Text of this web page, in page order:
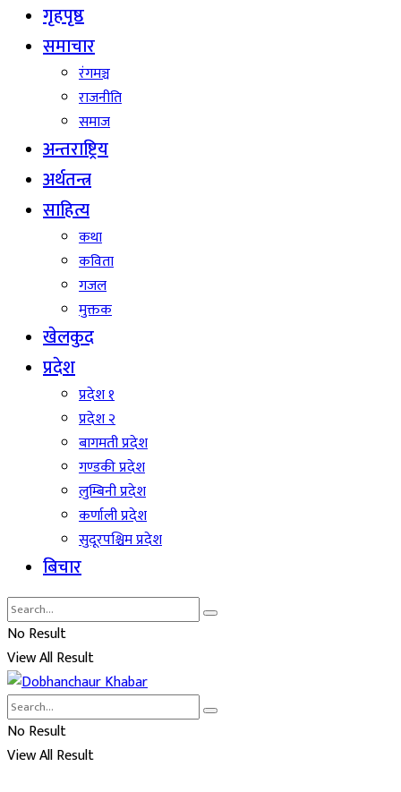
गृहपृष्ठ
समाचार
रंगमञ्च
राजनीति
समाज
अन्तराष्ट्रिय
अर्थतन्त्र
साहित्य
कथा
कविता
गजल
मुक्तक
खेलकुद
प्रदेश
प्रदेश १
प्रदेश २
बागमती प्रदेश
गण्डकी प्रदेश
लुम्बिनी प्रदेश
कर्णाली प्रदेश
सुदूरपश्चिम प्रदेश
बिचार
No Result
View All Result
No Result
View All Result